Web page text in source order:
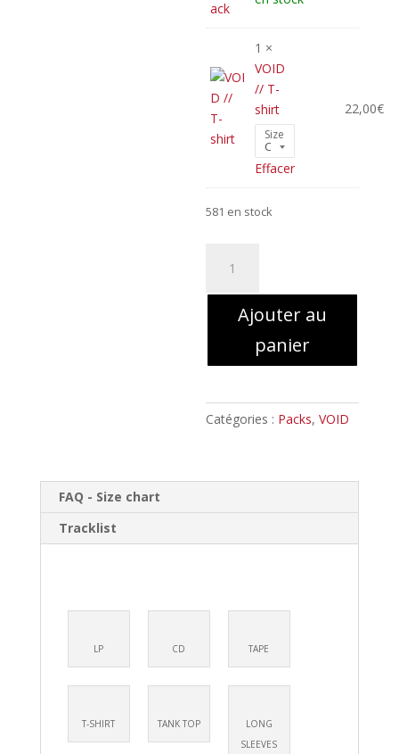
1 ×
VOID
// T-
shirt
Size
Effacer
22,00€
581 en stock
VOID
Pack
Ajouter au
panier
Catégories : Packs,VOID
FAQ - Size chart
Tracklist
LP CD TAPE
T-SHIRT TANK TOP
LONG
SLEEVES